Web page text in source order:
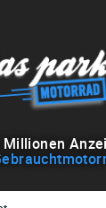
Millionen